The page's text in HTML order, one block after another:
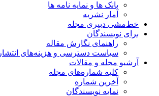
بانک ها و نمایه نامه ها
آمار نشریه
خط‌مشی دبیری مجله
برای نویسندگان
راهنمای نگارش مقاله
سیاست دسترسی و هزینه‌های انتشار
آرشیو مجله و مقالات
کلیه شماره‌های مجله
آخرین شماره
نمایه نویسندگان